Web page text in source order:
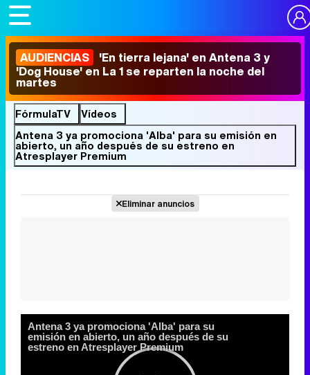
AUDIENCIAS 'En tierra lejana' en Antena 3 y
'Dog House' en La 1 se reparten la noche del
martes
FórmulaTV
Vídeos
Antena 3 ya promociona 'Alba' para su emisión en
abierto, un año después de su estreno en
Atresplayer Premium
Eliminar anuncios